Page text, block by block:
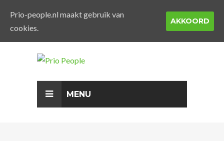
MENU
Prio-people.nl maakt gebruik van
cookies.
AKKOORD